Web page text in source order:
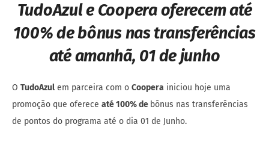
TudoAzul e Coopera oferecem até
100% de bônus nas transferências
até amanhã, 01 de junho
O TudoAzul em parceira com o Coopera iniciou hoje uma
promoção que oferece até 100% de bônus nas transferências
de pontos do programa até o dia 01 de Junho.